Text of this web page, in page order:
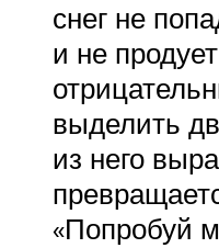
снег не
и не
выделить
из него
«Попробуй